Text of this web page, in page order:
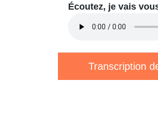
Écoutez, je vais
Transcription